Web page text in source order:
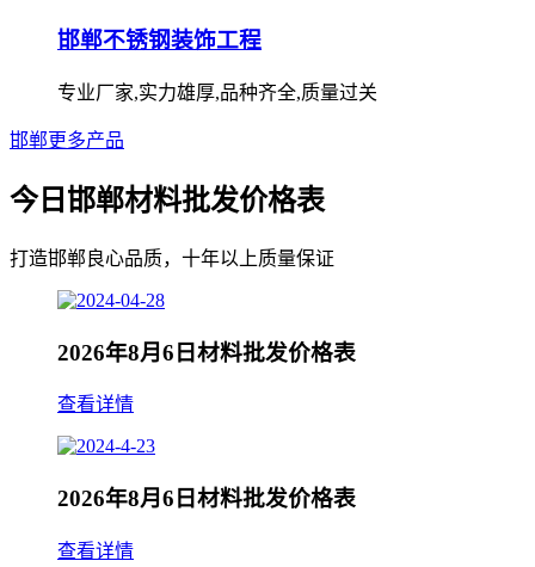
邯郸不锈钢装饰工程
专业厂家,实力雄厚,品种齐全,质量过关
邯郸更多产品
今日邯郸材料批发价格表
打造邯郸良心品质，十年以上质量保证
2026年8月6日材料批发价格表
查看详情
2026年8月6日材料批发价格表
查看详情